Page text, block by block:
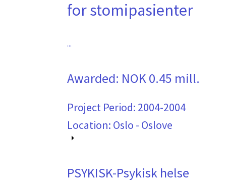
for stomipasienter
...
Awarded: NOK 0.45 mill.
Project Period: 2004-2004
Location: Oslo - Oslove
PSYKISK-Psykisk helse